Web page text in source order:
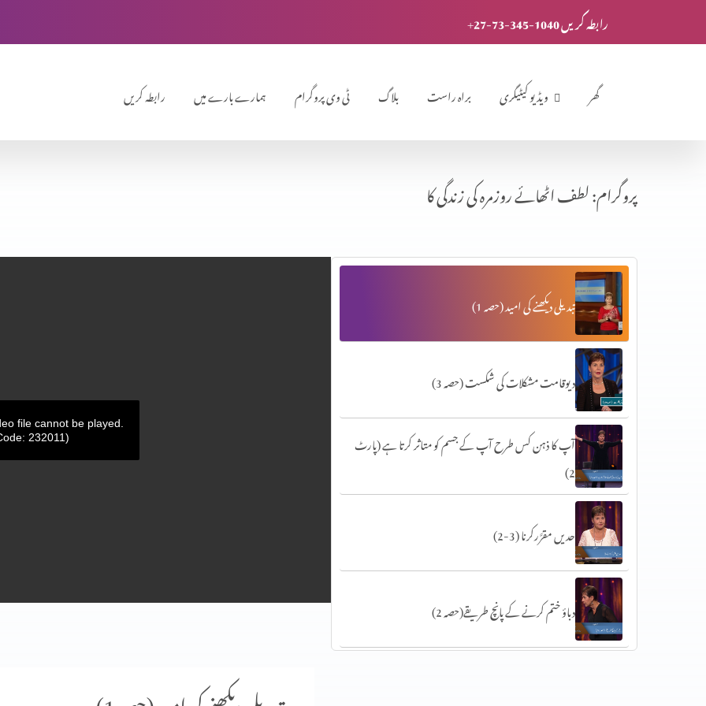
+27-73-345-1040 رابطہ کریں
رابطہ کریں ہمارے بارے میں ٹی وی پروگرام بلاگ براہ راست ویڈیو کیٹیگری گھر
پروگرام: لطف اٹھائے روزمرہ کی زندگی کا
file cannot be played.
232011)
تبدیلی دیکھنے کی امید (حصہ 1)
دیوقامت مشکلات کی شکست (حصہ 3)
آپ کا ذہن کس طرح آپ کے جسم کو متاثر کرتا ہے (پارٹ
2)
حدیں مقرَّرکرنا (3-2)
دباؤ ختم کرنے کے پانچ طریقے(حصہ 2)